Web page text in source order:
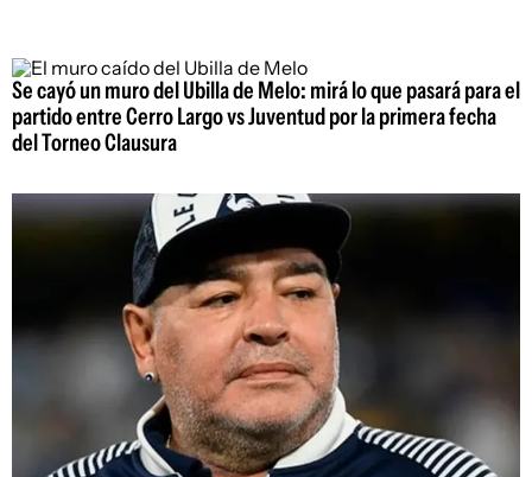
Se cayó un muro del Ubilla de Melo: mirá lo que pasará para el
partido entre Cerro Largo vs Juventud por la primera fecha
del Torneo Clausura